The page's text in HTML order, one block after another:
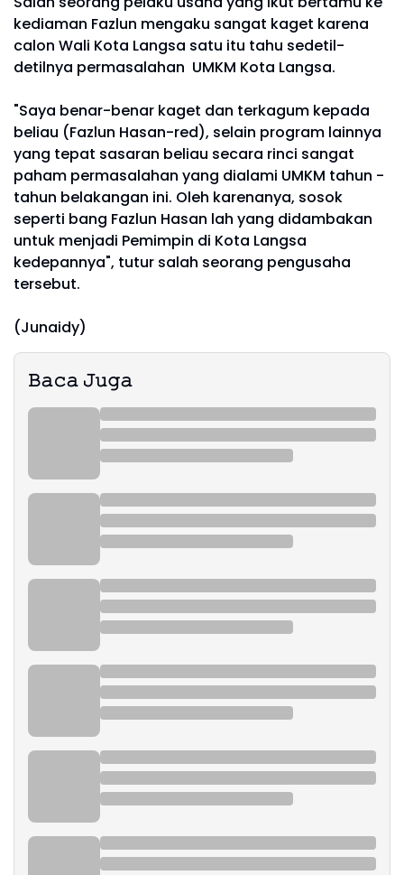
kediaman Fazlun mengaku sangat kaget karena
calon Wali Kota Langsa satu itu tahu sedetil-
detilnya permasalahan UMKM Kota Langsa.
"Saya benar-benar kaget dan terkagum kepada
beliau (Fazlun Hasan-red), selain program lainnya
yang tepat sasaran beliau secara rinci sangat
paham permasalahan yang dialami UMKM tahun -
tahun belakangan ini. Oleh karenanya, sosok
seperti bang Fazlun Hasan lah yang didambakan
untuk menjadi Pemimpin di Kota Langsa
kedepannya", tutur salah seorang pengusaha
tersebut.
(Junaidy)
𝙱𝚊𝚌𝚊 𝙹𝚞𝚐𝚊